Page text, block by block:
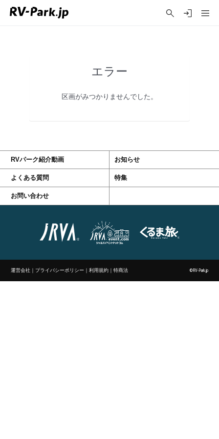
エラー
区画がみつかりませんでした。
RVパーク紹介動画 お知らせ
よくある質問 特集
お問い合わせ
運営会社 ｜ プライバシーポリシー ｜利用規約 ｜特商法 ©RV-Park.jp